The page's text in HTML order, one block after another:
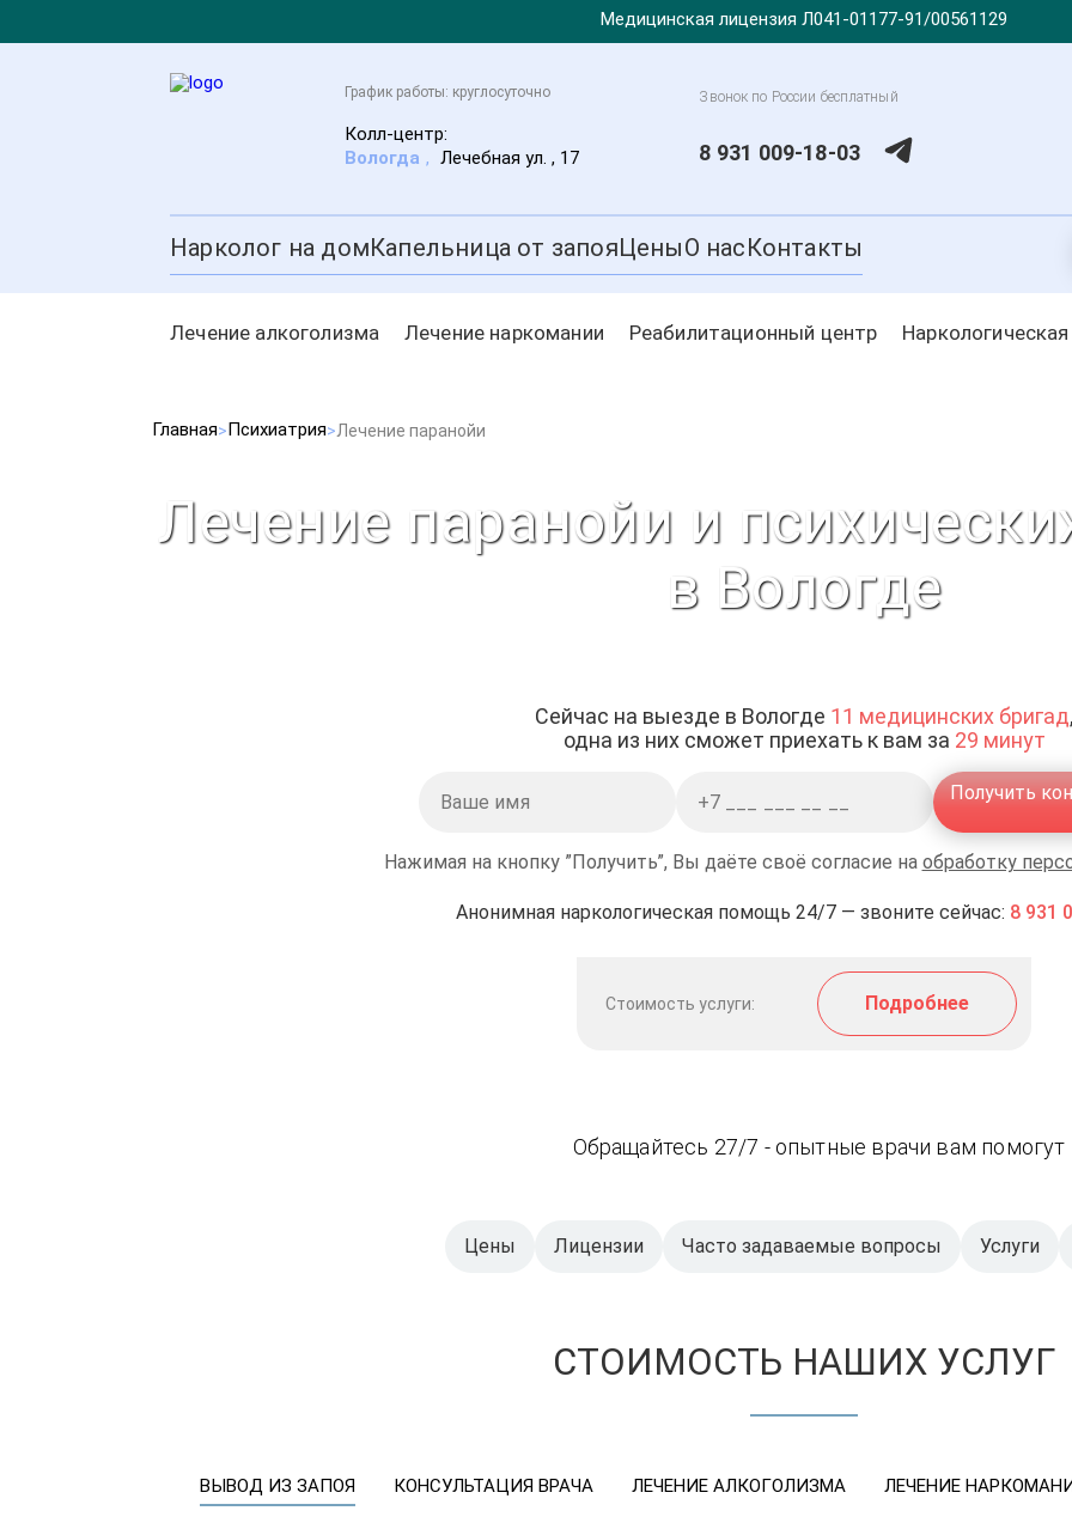
Медицинская лицензия Л041-01177-91/00561129
График работы: круглосуточно
Колл-центр:
Вологда , Лечебная ул. , 17
Звонок по России бесплатный
8 931 009-18-03
Нарколог на домКапельница от запояЦеныО насКонтакты
Лечение алкоголизма Лечение наркомании Реабилитационный центр
Главная Психиатрия Лечение паранойи
Лечение паранойи и
в Вологде
Сейчас на выезде в Вологде 11 медицинских бригад,
одна из них сможет приехать к вам за 29 минут
Получить
Нажимая на кнопку ”Получить”, Вы даёте своё согласие на обработку
Анонимная наркологическая помощь 24/7 — звоните сейчас: 8 931
Стоимость услуги: Подробнее
Обращайтесь 27/7 - опытные врачи вам помогут
Цены Лицензии Часто задаваемые вопросы Услуги
СТОИМОСТЬ НАШИХ УСЛУГ
ВЫВОД ИЗ ЗАПОЯ КОНСУЛЬТАЦИЯ ВРАЧА ЛЕЧЕНИЕ АЛКОГОЛИЗМА ЛЕЧЕНИЕ